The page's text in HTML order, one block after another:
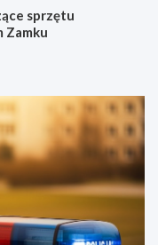
sprzętu
Zamku